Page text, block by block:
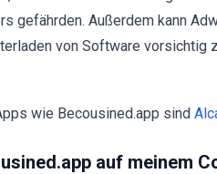
gefährden. Außerdem kann
von Software
wie Becousined.app sind
auf meinem